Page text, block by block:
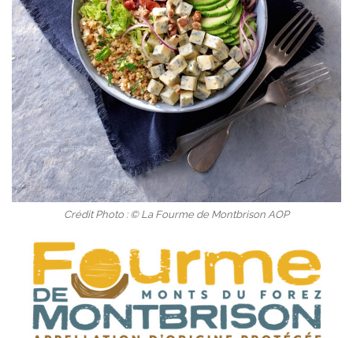
Crédit Photo : © La Fourme de Montbrison AOP